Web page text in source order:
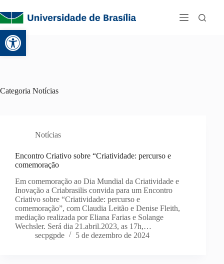
Abrir a barra de ferramentas
Categoria Notícias
Notícias
Encontro Criativo sobre “Criatividade: percurso e
comemoração
Em comemoração ao Dia Mundial da Criatividade e
Inovação a Criabrasilis convida para um Encontro
Criativo sobre “Criatividade: percurso e
comemoração”, com Claudia Leitão e Denise Fleith,
mediação realizada por Eliana Farias e Solange
Wechsler. Será dia 21.abril.2023, as 17h,…
secpgpde
5 de dezembro de 2024